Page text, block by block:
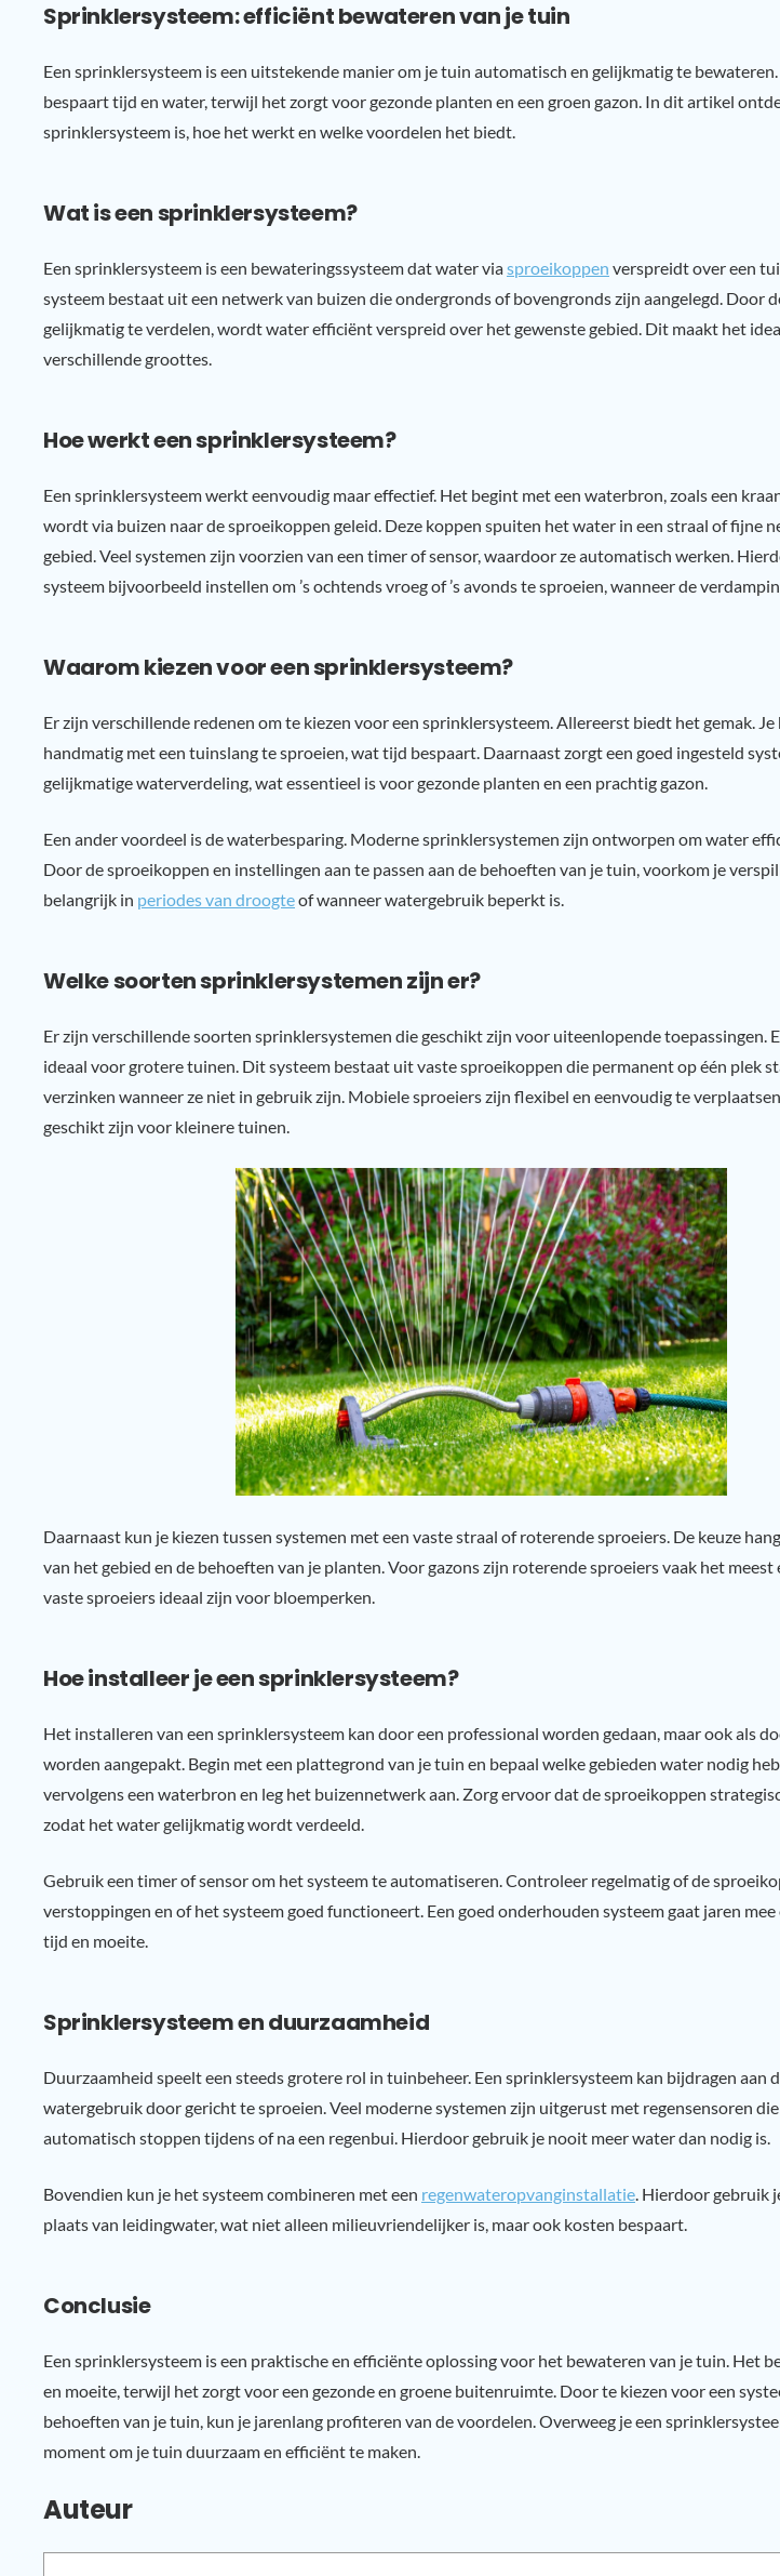
Sprinklersysteem: efficiënt bewateren van je tuin
Een sprinklersysteem is een uitstekende manier om je tuin automatisch en gelijkmatig te
bespaart tijd en water, terwijl het zorgt voor gezonde planten en een groen gazon. In dit artikel
sprinklersysteem is, hoe het werkt en welke voordelen het biedt.
Wat is een sprinklersysteem?
Een sprinklersysteem is een bewateringssysteem dat water viasproeikoppen verspreidt over een
systeem bestaat uit een netwerk van buizen die ondergronds of bovengronds zijn aangelegd. Door
gelijkmatig te verdelen, wordt water efficiënt verspreid over het gewenste gebied. Dit maakt het
verschillende groottes.
Hoe werkt een sprinklersysteem?
Een sprinklersysteem werkt eenvoudig maar effectief. Het begint met een waterbron, zoals een
wordt via buizen naar de sproeikoppen geleid. Deze koppen spuiten het water in een straal of fijne
gebied. Veel systemen zijn voorzien van een timer of sensor, waardoor ze automatisch werken.
systeem bijvoorbeeld instellen om ’s ochtends vroeg of ’s avonds te sproeien, wanneer de
Waarom kiezen voor een sprinklersysteem?
Er zijn verschillende redenen om te kiezen voor een sprinklersysteem. Allereerst biedt het gemak.
handmatig met een tuinslang te sproeien, wat tijd bespaart. Daarnaast zorgt een goed ingesteld
gelijkmatige waterverdeling, wat essentieel is voor gezonde planten en een prachtig gazon.
Een ander voordeel is de waterbesparing. Moderne sprinklersystemen zijn ontworpen om water
Door de sproeikoppen en instellingen aan te passen aan de behoeften van je tuin, voorkom je
belangrijk in periodes van droogteof wanneer watergebruik beperkt is.
Welke soorten sprinklersystemen zijn er?
Er zijn verschillende soorten sprinklersystemen die geschikt zijn voor uiteenlopende toepassingen.
ideaal voor grotere tuinen. Dit systeem bestaat uit vaste sproeikoppen die permanent op één plek
verzinken wanneer ze niet in gebruik zijn. Mobiele sproeiers zijn flexibel en eenvoudig te
geschikt zijn voor kleinere tuinen.
Daarnaast kun je kiezen tussen systemen met een vaste straal of roterende sproeiers. De keuze
van het gebied en de behoeften van je planten. Voor gazons zijn roterende sproeiers vaak het
vaste sproeiers ideaal zijn voor bloemperken.
Hoe installeer je een sprinklersysteem?
Het installeren van een sprinklersysteem kan door een professional worden gedaan, maar ook als
worden aangepakt. Begin met een plattegrond van je tuin en bepaal welke gebieden water nodig
vervolgens een waterbron en leg het buizennetwerk aan. Zorg ervoor dat de sproeikoppen
zodat het water gelijkmatig wordt verdeeld.
Gebruik een timer of sensor om het systeem te automatiseren. Controleer regelmatig of de
verstoppingen en of het systeem goed functioneert. Een goed onderhouden systeem gaat jaren mee
tijd en moeite.
Sprinklersysteem en duurzaamheid
Duurzaamheid speelt een steeds grotere rol in tuinbeheer. Een sprinklersysteem kan bijdragen aan
watergebruik door gericht te sproeien. Veel moderne systemen zijn uitgerust met regensensoren
automatisch stoppen tijdens of na een regenbui. Hierdoor gebruik je nooit meer water dan nodig is.
Bovendien kun je het systeem combineren met een regenwateropvanginstallatie. Hierdoor gebruik
plaats van leidingwater, wat niet alleen milieuvriendelijker is, maar ook kosten bespaart.
Conclusie
Een sprinklersysteem is een praktische en efficiënte oplossing voor het bewateren van je tuin. Het
en moeite, terwijl het zorgt voor een gezonde en groene buitenruimte. Door te kiezen voor een
behoeften van je tuin, kun je jarenlang profiteren van de voordelen. Overweeg je een
moment om je tuin duurzaam en efficiënt te maken.
Auteur